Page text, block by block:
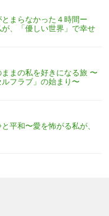
とまらなかった４時間ー
が、「優しい世界」で幸せ
ままの私を好きになる旅 〜
ルフラブ」の始まり〜
平和〜愛を怖がる私が、